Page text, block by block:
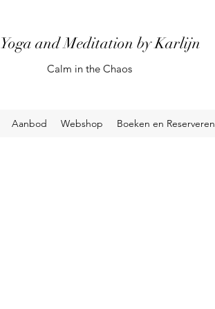
Yoga and Meditation by Karlijn
Calm in the Chaos
Aanbod Webshop Boeken en Reserveren